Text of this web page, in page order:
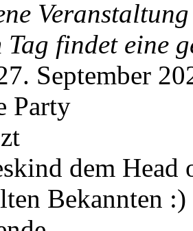
Veranstaltung
Tag findet eine
September
Party
dem Head
Bekannten :)